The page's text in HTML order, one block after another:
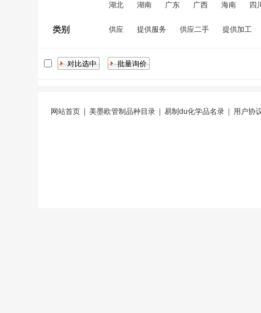
湖北
湖南 广东 广西 海南 四川
类别 供应 提供服务 供应二手 提供加工
网站首页| 美墨欧管制品种目录| 易制du化学品名录| 用户协